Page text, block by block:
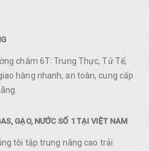
châm 6T: Trung Thực, Tử Tế,
hàng nhanh, an toàn, cung cấp
GẠO, NƯỚC SỐ 1 TẠI VIỆT NAM
tôi tập trung nâng cao trải